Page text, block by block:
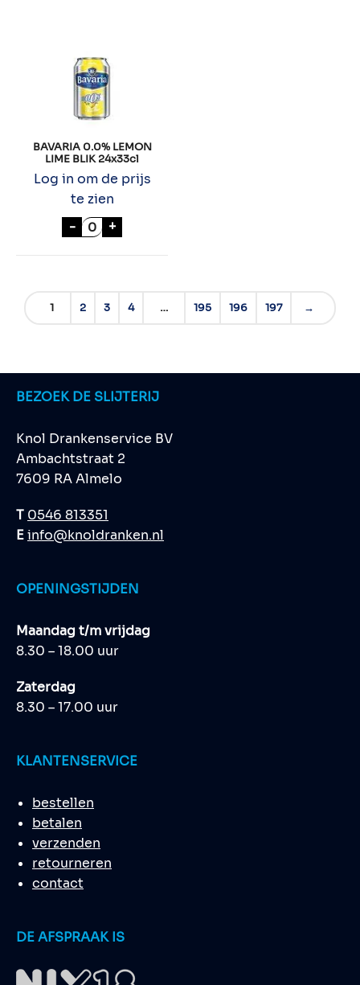
BAVARIA 0.0% LEMON
LIME BLIK 24x33cl
Log in om de prijs
te zien
- BAVARIA 0.0% LEMON LIME BLIK 24x33cl
+
1 2 3 4 … 195 196 197 →
BEZOEK DE SLIJTERIJ
Knol Drankenservice BV
Ambachtstraat 2
7609 RA Almelo
T 0546 813351
Einfo@knoldranken.nl
OPENINGSTIJDEN
Maandag t/m vrijdag
8.30 – 18.00 uur
Zaterdag
8.30 – 17.00 uur
KLANTENSERVICE
bestellen
betalen
verzenden
retourneren
contact
DE AFSPRAAK IS